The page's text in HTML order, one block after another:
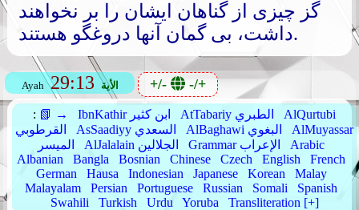
گز چیزی از گناهان ایشان را بر نخواهند
داشت، بی گمان آنها دروغگو هستند.
Ayah 29:13 الأية +/- -/+
: 📗 → IbnKathir ابن كثير AtTabariy الطبري
AlQurtubi
القرطوبي
AsSaadiyy السعدي AlBaghawi البغوي
AlMuyassar
الميسر
AlJalalain الجلالين Grammar الإعراب
Arabic
Albanian
Bangla Bosnian Chinese Czech English
French
German
Hausa Indonesian Japanese Korean
Malay
Malayalam
Persian Portuguese Russian Somali
Spanish
Swahili
Turkish Urdu Yoruba Transliteration [+]